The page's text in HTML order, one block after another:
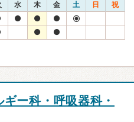
水 木 金 土 日 祝
ー科・呼吸器科・